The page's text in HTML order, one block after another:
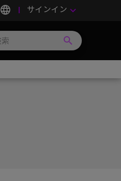
language サインイン keyboard_arrow_down
search